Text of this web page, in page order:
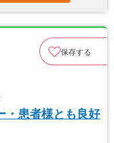
保存する
・患者様とも良好